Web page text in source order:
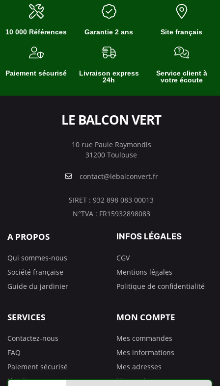
10 000 Références Garantie 2 ans Site français
Paiement sécurisé
Livraison express
24h
Service client à
votre écoute
LE BALCON VERT
10 rue Paule Raymondis
31200 Toulouse
contact@lebalconvert.fr
SIRET : 932 898 083 00013
N°TVA : FR15932898083
A PROPOS
Qui sommes-nous
Société française
Guide du jardinier
INFOS LÉGALES
CGV
Mentions légales
Politique de confidentialité
SERVICES
Contactez-nous
FAQ
Paiement sécurisé
Livraison
MON COMPTE
Mes commandes
Mes informations
Mes adresses
Mes avoirs